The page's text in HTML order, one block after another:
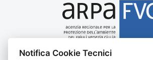
Notifica Cookie Tecnici